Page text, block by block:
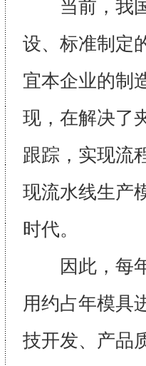
当前，我国
设、标准制定
宜本企业的制
现，在解决了
跟踪，实现流
现流水线生产
时代。
因此，每年
用约占年模具
技开发、产品